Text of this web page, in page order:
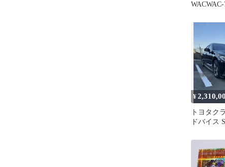
¥
トヨタク
ドバイス